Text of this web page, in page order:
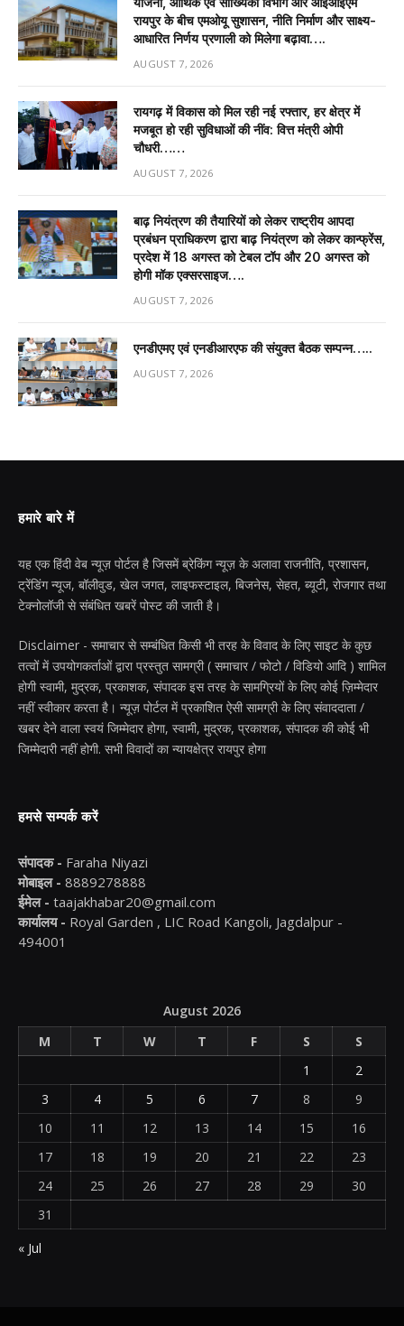
रायपुर के बीच एमओयू सुशासन, नीति निर्माण और साक्ष्य-
आधारित निर्णय प्रणाली को मिलेगा बढ़ावा….
AUGUST 7, 2026
रायगढ़ में विकास को मिल रही नई रफ्तार, हर क्षेत्र में
मजबूत हो रही सुविधाओं की नींव: वित्त मंत्री ओपी
चौधरी……
AUGUST 7, 2026
बाढ़ नियंत्रण की तैयारियों को लेकर राष्ट्रीय आपदा
प्रबंधन प्राधिकरण द्वारा बाढ़ नियंत्रण को लेकर कान्फ्रेंस,
प्रदेश में 18 अगस्त को टेबल टॉप और 20 अगस्त को
होगी मॉक एक्सरसाइज….
AUGUST 7, 2026
एनडीएमए एवं एनडीआरएफ की संयुक्त बैठक सम्पन्न…..
AUGUST 7, 2026
हमारे बारे में
यह एक हिंदी वेब न्यूज़ पोर्टल है जिसमें ब्रेकिंग न्यूज़ के अलावा राजनीति, प्रशासन,
ट्रेंडिंग न्यूज, बॉलीवुड, खेल जगत, लाइफस्टाइल, बिजनेस, सेहत, ब्यूटी, रोजगार तथा
टेक्नोलॉजी से संबंधित खबरें पोस्ट की जाती है।
Disclaimer - समाचार से सम्बंधित किसी भी तरह के विवाद के लिए साइट के कुछ
तत्वों में उपयोगकर्ताओं द्वारा प्रस्तुत सामग्री ( समाचार / फोटो / विडियो आदि ) शामिल
होगी स्वामी, मुद्रक, प्रकाशक, संपादक इस तरह के सामग्रियों के लिए कोई ज़िम्मेदार
नहीं स्वीकार करता है। न्यूज़ पोर्टल में प्रकाशित ऐसी सामग्री के लिए संवाददाता /
खबर देने वाला स्वयं जिम्मेदार होगा, स्वामी, मुद्रक, प्रकाशक, संपादक की कोई भी
जिम्मेदारी नहीं होगी. सभी विवादों का न्यायक्षेत्र रायपुर होगा
हमसे सम्पर्क करें
संपादक - Faraha Niyazi
मोबाइल - 8889278888
ईमेल - taajakhabar20@gmail.com
कार्यालय - Royal Garden , LIC Road Kangoli, Jagdalpur -
494001
August 2026
M
T W T F S
S
1
2
3
4 5 6 7 8
9
10
11 12 13 14 15
16
17
18 19 20 21 22
23
24
25 26 27 28 29
30
31
« Jul